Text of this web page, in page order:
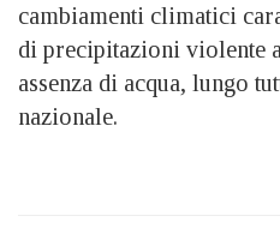
cambiamenti climatici
di precipitazioni violente
assenza di acqua, lungo
nazionale.